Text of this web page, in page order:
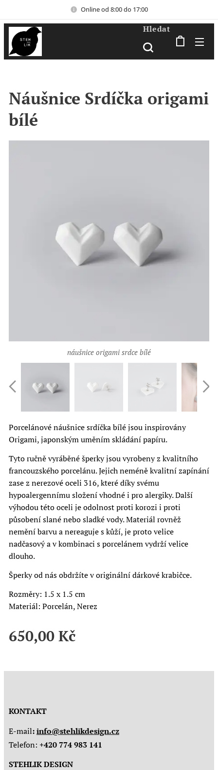
Online od 8:00 do 17:00
Hledat
Náušnice Srdíčka origami
bílé
náušnice origami srdce bílé
Porcelánové náušnice srdíčka bílé jsou inspirovány
Origami, japonským uměním skládání papíru.
Tyto ručně vyráběné šperky jsou vyrobeny z kvalitního
francouzského porcelánu. Jejich neméně kvalitní zapínání
zase z nerezové oceli 316, které díky svému
hypoalergennímu složení vhodné i pro alergiky. Další
výhodou této oceli je odolnost proti korozi i proti
působení slané nebo sladké vody. Materiál rovněž
nemění barvu a nereaguje s kůží, je proto velice
nadčasový a v kombinaci s porcelánem vydrží velice
dlouho.
Šperky od nás obdržíte v originální dárkové krabičce.
Rozměry: 1.5 x 1.5 cm
Materiál: Porcelán, Nerez
650,00 Kč
KONTAKT
E-mail:info@stehlikdesign.cz
Telefon: +420 774 983 141
STEHLIK DESIGN